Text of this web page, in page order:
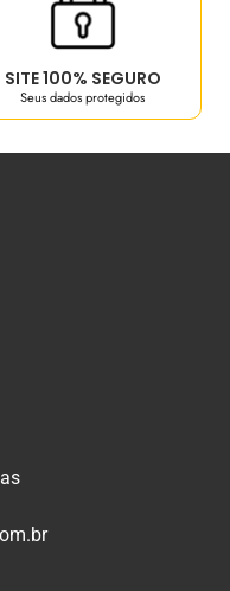
SITE 100% SEGURO
Seus dados protegidos